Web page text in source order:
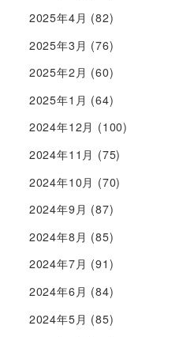
2025年4月 (82)
2025年3月 (76)
2025年2月 (60)
2025年1月 (64)
2024年12月 (100)
2024年11月 (75)
2024年10月 (70)
2024年9月 (87)
2024年8月 (85)
2024年7月 (91)
2024年6月 (84)
2024年5月 (85)